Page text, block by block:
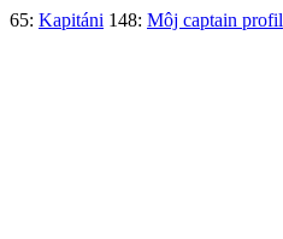
65: Kapitáni 148: Môj captain profil